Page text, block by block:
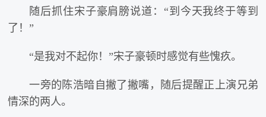
随后抓住宋子豪肩膀说道：“到今天我终于等到
了！”
“是我对不起你！”宋子豪顿时感觉有些愧疚。
一旁的陈浩暗自撇了撇嘴，随后提醒正上演兄弟
情深的两人。